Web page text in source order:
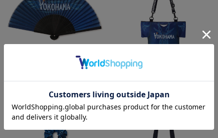
扇子
¥2,800(税込)
ユニフォーム型サコッシュ
¥2,600(税込)